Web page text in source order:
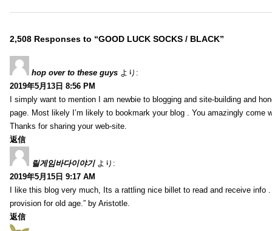
2,508 Responses to “GOOD LUCK SOCKS / BLACK”
hop over to these guys より:
2019年5月13日 8:56 PM
I simply want to mention I am newbie to blogging and site-building and
page. Most likely I’m likely to bookmark your blog . You amazingly come
Thanks for sharing your web-site.
返信
릴게임바다이야기 より:
2019年5月15日 9:17 AM
I like this blog very much, Its a rattling nice billet to read and receive info
provision for old age.” by Aristotle.
返信